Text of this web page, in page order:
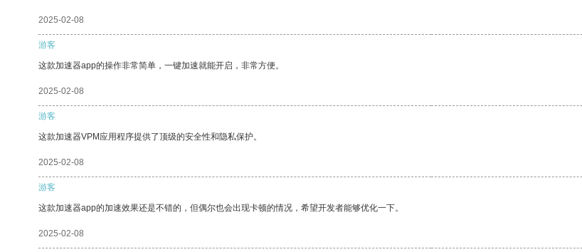
2025-02-08
游客
这款加速器app的操作非常简单，一键加速就能开启，非常方便。
2025-02-08
游客
这款加速器VPM应用程序提供了顶级的安全性和隐私保护。
2025-02-08
游客
这款加速器app的加速效果还是不错的，但偶尔也会出现卡顿的情况，希望开发者能够优化一下。
2025-02-08